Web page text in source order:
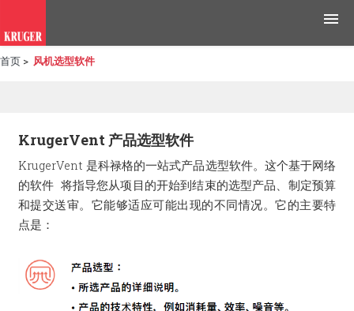
产品
工具与资源
新闻媒体
为什么选择科禄格
招聘
首页 > 风机选型软件
KrugerVent 产品选型软件
KrugerVent 是科禄格的一站式产品选型软件。这个基于网络
的软件 将指导您从项目的开始到结束的选型产品、制定预算
和提交送审。它能够适应可能出现的不同情况。它的主要特
点是：